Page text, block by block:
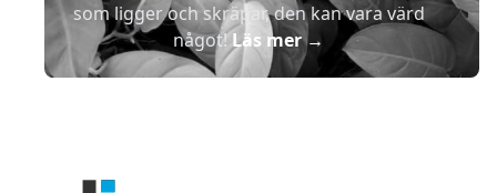
som ligger och skräpar, den kan vara värd
något!Läs mer→